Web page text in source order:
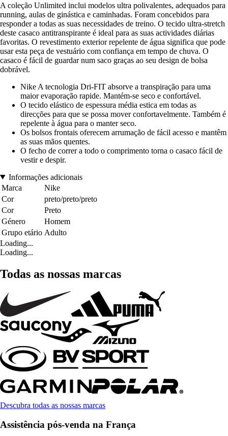
A coleção Unlimited inclui modelos ultra polivalentes, adequados para
running, aulas de ginástica e caminhadas. Foram concebidos para
responder a todas as suas necessidades de treino. O tecido ultra-stretch
deste casaco antitranspirante é ideal para as suas actividades diárias
favoritas. O revestimento exterior repelente de água significa que pode
usar esta peça de vestuário com confiança em tempo de chuva. O
casaco é fácil de guardar num saco graças ao seu design de bolsa
dobrável.
Nike A tecnologia Dri-FIT absorve a transpiração para uma
maior evaporação rapide. Mantém-se seco e confortável.
O tecido elástico de espessura média estica em todas as
direcções para que se possa mover confortavelmente. Também é
repelente à água para o manter seco.
Os bolsos frontais oferecem arrumação de fácil acesso e mantêm
as suas mãos quentes.
O fecho de correr a todo o comprimento torna o casaco fácil de
vestir e despir.
Informações adicionais
Marca
Nike
Cor
preto/preto/preto
Cor
Preto
Género
Homem
Grupo etário Adulto
Loading...
Loading...
Todas as nossas marcas
Descubra todas as nossas marcas
Assistência pós-venda na França